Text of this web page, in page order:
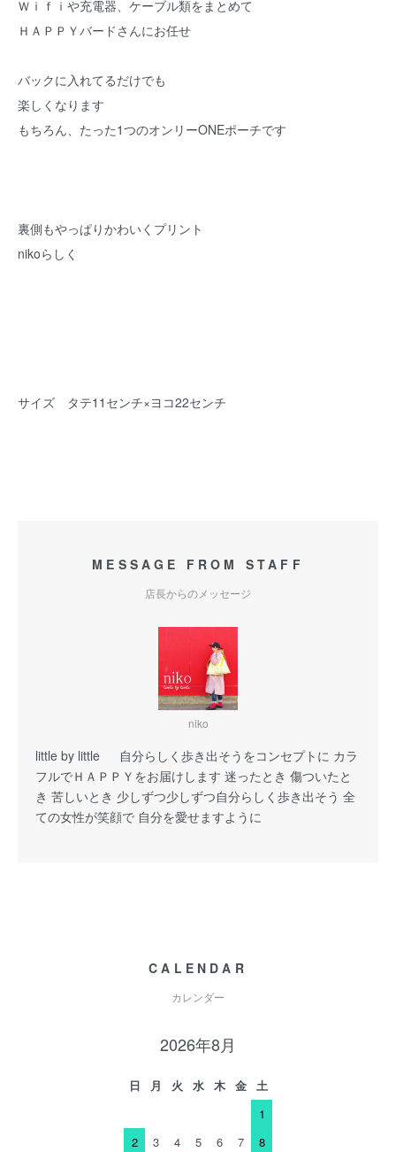
Ｗｉｆｉや充電器、ケーブル類をまとめて
ＨＡＰＰＹバードさんにお任せ
バックに入れてるだけでも
楽しくなります
もちろん、たった1つのオンリーONEポーチです
裏側もやっぱりかわいくプリント
nikoらしく
サイズ タテ11センチ×ヨコ22センチ
MESSAGE FROM STAFF
店長からのメッセージ
niko
little by little 自分らしく歩き出そうをコンセプトに カラ
フルでＨＡＰＰＹをお届けします 迷ったとき 傷ついたと
き 苦しいとき 少しずつ少しずつ自分らしく歩き出そう 全
ての女性が笑顔で 自分を愛せますように
CALENDAR
カレンダー
2026年8月
日 月 火 水 木 金
土
1
2
3 4 5 6 7
8